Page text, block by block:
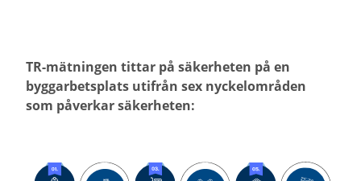
TR-mätningen tittar på säkerheten på en
byggarbetsplats utifrån sex nyckelområden
som påverkar säkerheten: